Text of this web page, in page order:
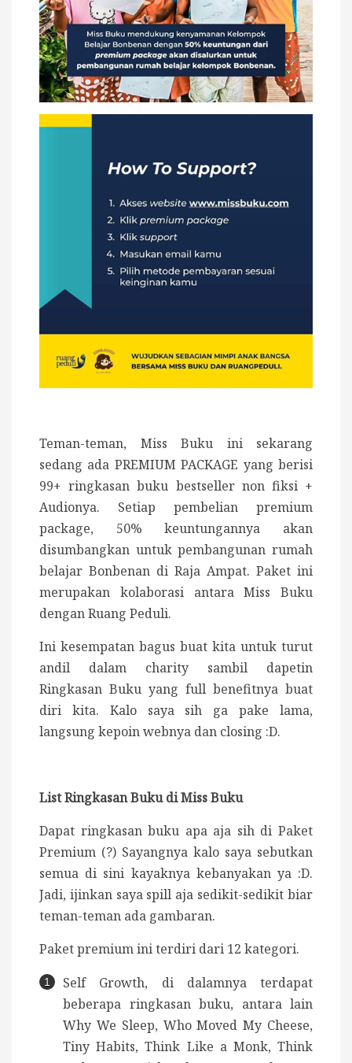
Teman-teman, Miss Buku ini sekarang
sedang ada PREMIUM PACKAGE yang berisi
99+ ringkasan buku bestseller non fiksi +
Audionya. Setiap pembelian premium
package, 50% keuntungannya akan
disumbangkan untuk pembangunan rumah
belajar Bonbenan di Raja Ampat. Paket ini
merupakan kolaborasi antara Miss Buku
dengan Ruang Peduli.
Ini kesempatan bagus buat kita untuk turut
andil dalam charity sambil dapetin
Ringkasan Buku yang full benefitnya buat
diri kita. Kalo saya sih ga pake lama,
langsung kepoin webnya dan closing :D.
List Ringkasan Buku di Miss Buku
Dapat ringkasan buku apa aja sih di Paket
Premium (?) Sayangnya kalo saya sebutkan
semua di sini kayaknya kebanyakan ya :D.
Jadi, ijinkan saya spill aja sedikit-sedikit biar
teman-teman ada gambaran.
Paket premium ini terdiri dari 12 kategori.
Self Growth, di dalamnya terdapat
beberapa ringkasan buku, antara lain
Why We Sleep, Who Moved My Cheese,
Tiny Habits, Think Like a Monk, Think